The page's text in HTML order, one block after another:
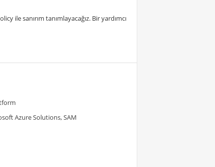
ile sanırım tanımlayacağız. Bir yardımcı
Azure Solutions, SAM